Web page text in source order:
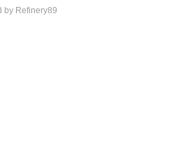
by Refinery89